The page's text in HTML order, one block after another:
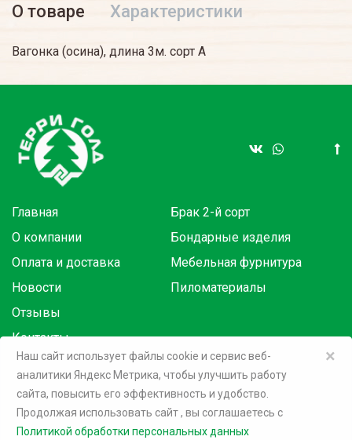
О товаре Характеристики
Вагонка (осина), длина 3м. сорт А
Главная
О компании
Оплата и доставка
Новости
Отзывы
Контакты
Брак 2-й сорт
Бондарные изделия
Мебельная фурнитура
Пиломатериалы
Товары в розницу на маркетплейсах:
©2026 Терри Голд
×
Наш сайт использует файлы cookie и сервис веб-
аналитики Яндекс Метрика, чтобы улучшить работу
сайта, повысить его эффективность и удобство.
Продолжая использовать сайт, вы соглашаетесь c
Политикой обработки персональных данных